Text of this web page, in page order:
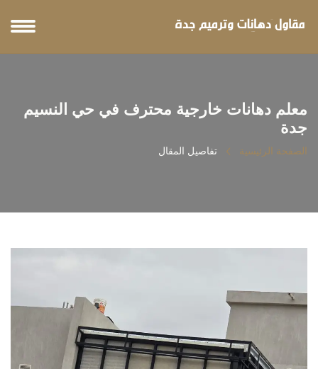
معلم دهانات خارجية محترف في حي النسيم
جدة
الصفحة الرئيسية تفاصيل المقال